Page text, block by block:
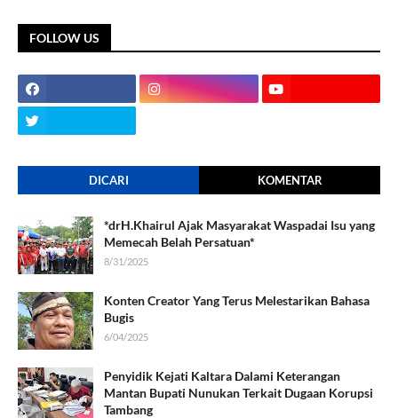
FOLLOW US
DICARI KOMENTAR
*drH.Khairul Ajak Masyarakat Waspadai Isu yang
Memecah Belah Persatuan*
8/31/2025
Konten Creator Yang Terus Melestarikan Bahasa
Bugis
6/04/2025
Penyidik Kejati Kaltara Dalami Keterangan
Mantan Bupati Nunukan Terkait Dugaan Korupsi
Tambang